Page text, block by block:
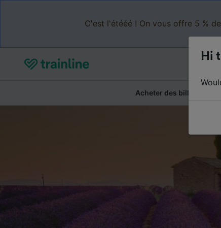
C'est l'étééé ! On vous offre 5 %
Acheter des billets
Hi